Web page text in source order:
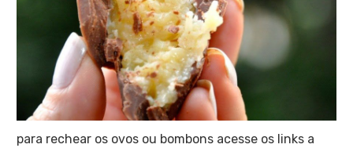
para rechear os ovos ou bombons acesse os links a